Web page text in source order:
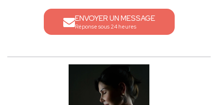
ENVOYER UN MESSAGE
Réponse sous 24 heures